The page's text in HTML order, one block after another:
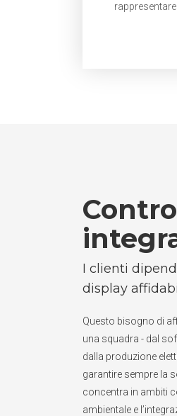
I clienti
display
Questo bisogno di
una squadra - dal
dalla produzione
garantire sempre la
concentra in ambiti
ambientale e